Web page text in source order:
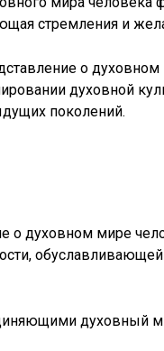
стремления и
о
духовной
поколений.
о духовном мире
духовный